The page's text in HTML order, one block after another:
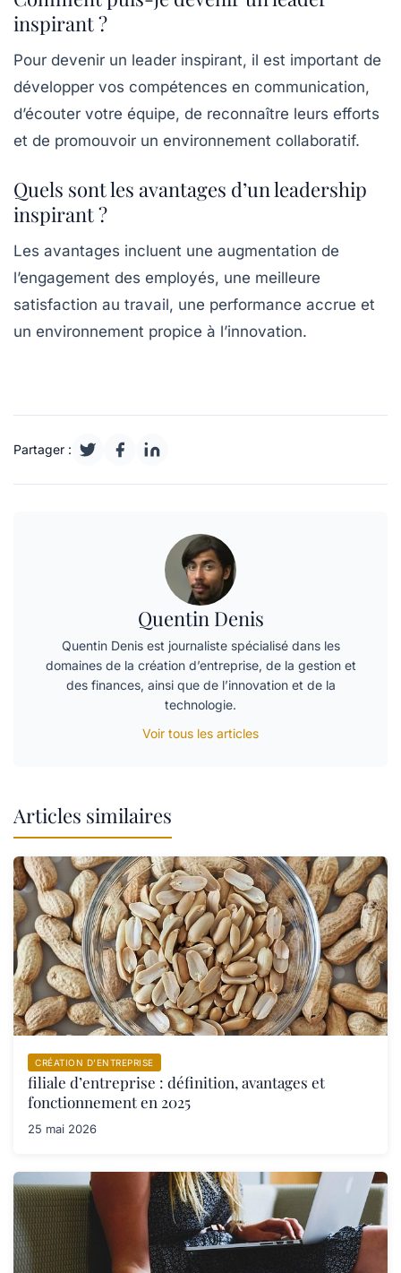
inspirant ?
Pour devenir un leader inspirant, il est important de
développer vos compétences en communication,
d’écouter votre équipe, de reconnaître leurs efforts
et de promouvoir un environnement collaboratif.
Quels sont les avantages d’un leadership
inspirant ?
Les avantages incluent une augmentation de
l’engagement des employés, une meilleure
satisfaction au travail, une performance accrue et
un environnement propice à l’innovation.
Partager :
Quentin Denis
Quentin Denis est journaliste spécialisé dans les
domaines de la création d’entreprise, de la gestion et
des finances, ainsi que de l’innovation et de la
technologie.
Voir tous les articles
Articles similaires
CRÉATION D’ENTREPRISE
filiale d’entreprise : définition, avantages et
fonctionnement en 2025
25 mai 2026